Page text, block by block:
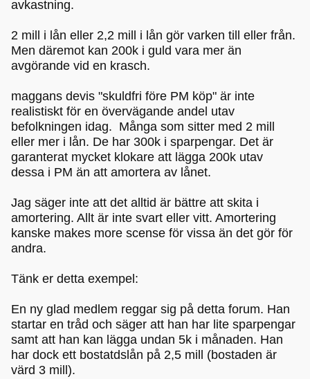
avkastning.
2 mill i lån eller 2,2 mill i lån gör varken till eller från.
Men däremot kan 200k i guld vara mer än
avgörande vid en krasch.
maggans devis "skuldfri före PM köp" är inte
realistiskt för en övervägande andel utav
befolkningen idag. Många som sitter med 2 mill
eller mer i lån. De har 300k i sparpengar. Det är
garanterat mycket klokare att lägga 200k utav
dessa i PM än att amortera av lånet.
Jag säger inte att det alltid är bättre att skita i
amortering. Allt är inte svart eller vitt. Amortering
kanske makes more scense för vissa än det gör för
andra.
Tänk er detta exempel:
En ny glad medlem reggar sig på detta forum. Han
startar en tråd och säger att han har lite sparpengar
samt att han kan lägga undan 5k i månaden. Han
har dock ett bostatdslån på 2,5 mill (bostaden är
värd 3 mill).